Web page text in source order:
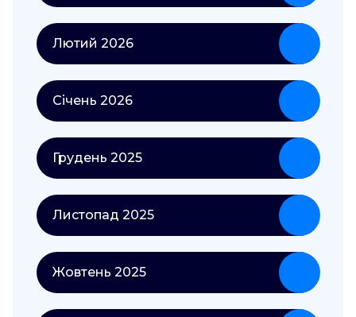
Лютий 2026
Січень 2026
Грудень 2025
Листопад 2025
Жовтень 2025